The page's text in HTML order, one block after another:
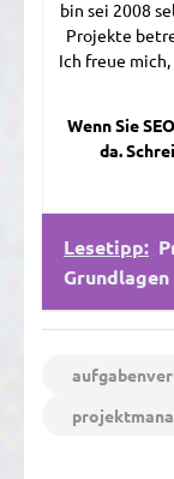
bin sei 2008
Projekte
Ich freue
Wenn Sie
da.
Lesetipp:
Grundlagen